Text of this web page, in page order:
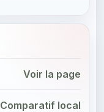
Voir la page
Comparatif local